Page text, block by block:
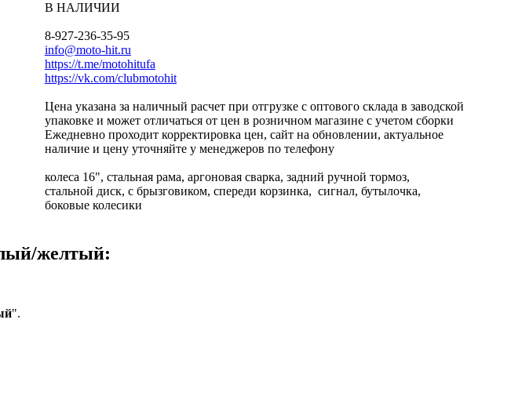
В НАЛИЧИИ
8-927-236-35-95
info@moto-hit.ru
https://t.me/motohitufa
https://vk.com/clubmotohit
Цена указана за наличный расчет при отгрузке с оптового склада в заводской
упаковке и может отличаться от цен в розничном магазине с учетом сборки
Ежедневно проходит корректировка цен, сайт на обновлении, актуальное
наличие и цену уточняйте у менеджеров по телефону
колеса 16", стальная рама, аргоновая сварка, задний ручной тормоз,
стальной диск, с брызговиком, спереди корзинка, сигнал, бутылочка,
боковые колесики
желтый:
".